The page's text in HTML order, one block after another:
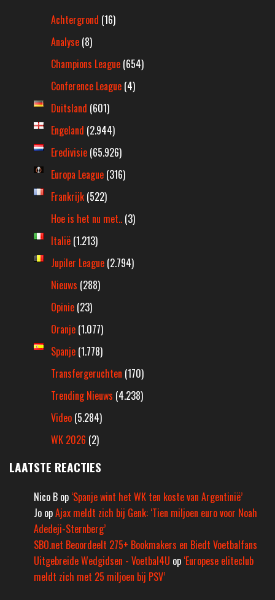
Achtergrond (16)
Analyse (8)
Champions League (654)
Conference League (4)
Duitsland (601)
Engeland (2.944)
Eredivisie (65.926)
Europa League (316)
Frankrijk (522)
Hoe is het nu met.. (3)
Italië (1.213)
Jupiler League (2.794)
Nieuws (288)
Opinie (23)
Oranje (1.077)
Spanje (1.778)
Transfergeruchten (170)
Trending Nieuws (4.238)
Video (5.284)
WK 2026 (2)
LAATSTE REACTIES
Nico B op ‘Spanje wint het WK ten koste van Argentinië’
Jo opAjax meldt zich bij Genk: ‘Tien miljoen euro voor Noah
Adedeji-Sternberg’
SBO.net Beoordeelt 275+ Bookmakers en Biedt Voetbalfans
Uitgebreide Wedgidsen - Voetbal4U op ‘Europese eliteclub
meldt zich met 25 miljoen bij PSV’